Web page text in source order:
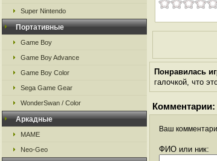
Super Nintendo
Портативные
Game Boy
Game Boy Advance
Game Boy Color
Sega Game Gear
WonderSwan / Color
Аркадные
MAME
Neo-Geo
Понравилась
галочкой, что
Комментарии:
Ваш
ФИО или ник: